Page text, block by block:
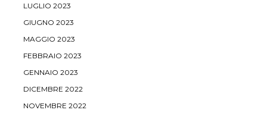
LUGLIO 2023
GIUGNO 2023
MAGGIO 2023
FEBBRAIO 2023
GENNAIO 2023
DICEMBRE 2022
NOVEMBRE 2022